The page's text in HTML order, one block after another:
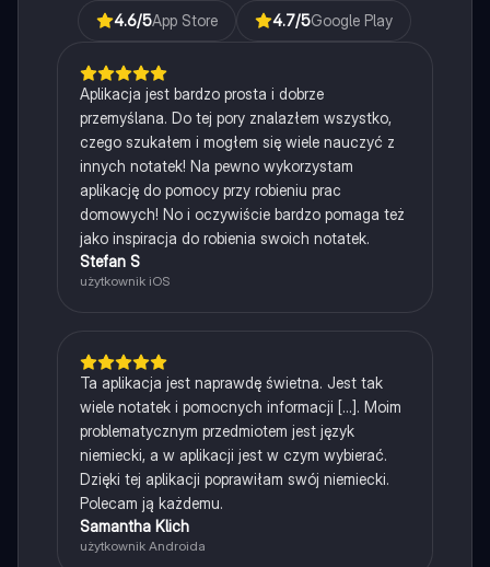
4.6/5App Store 4.7/5Google Play
Aplikacja jest bardzo prosta i dobrze
przemyślana. Do tej pory znalazłem wszystko,
czego szukałem i mogłem się wiele nauczyć z
innych notatek! Na pewno wykorzystam
aplikację do pomocy przy robieniu prac
domowych! No i oczywiście bardzo pomaga też
jako inspiracja do robienia swoich notatek.
Stefan S
użytkownik iOS
Ta aplikacja jest naprawdę świetna. Jest tak
wiele notatek i pomocnych informacji [...]. Moim
problematycznym przedmiotem jest język
niemiecki, a w aplikacji jest w czym wybierać.
Dzięki tej aplikacji poprawiłam swój niemiecki.
Polecam ją każdemu.
Samantha Klich
użytkownik Androida